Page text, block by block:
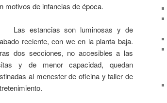
motivos de infancias de época.
estancias son luminosas y de
reciente, con wc en la planta baja.
dos secciones, no accesibles a las
y de menor capacidad, quedan
al menester de oficina y taller de